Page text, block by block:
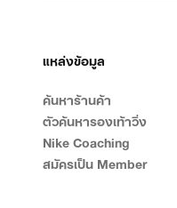
แหล่งข้อมูล
ค้นหาร้านค้า
ตัวค้นหารองเท้าวิ่ง
Nike Coaching
สมัครเป็น Member